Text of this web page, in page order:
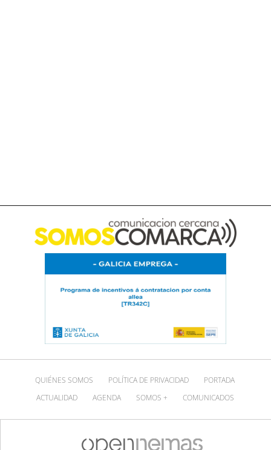
QUIÉNES SOMOS POLÍTICA DE PRIVACIDAD
PORTADA
ACTUALIDAD
AGENDA SOMOS + COMUNICADOS